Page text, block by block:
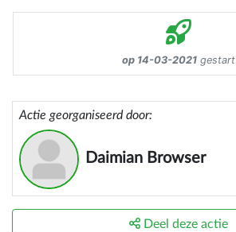
op 14-03-2021 gestart
Actie georganiseerd door:
Daimian Browser
Deel deze actie